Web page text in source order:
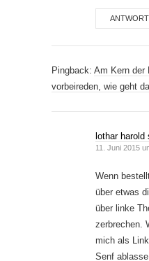
Pingback: Am Kern der
vorbeireden, wie geht
lothar harold
11. Juni 2015
Wenn
über etwas
über linke
zerbrechen.
mich als
Senf